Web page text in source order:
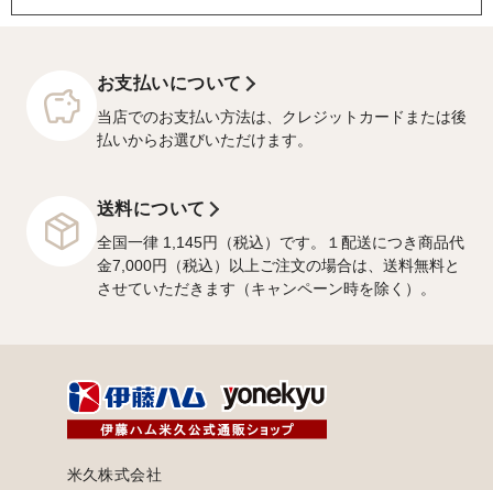
お支払いについて
当店でのお支払い方法は、クレジットカードまたは後
払いからお選びいただけます。
送料について
全国一律 1,145円（税込）です。１配送につき商品代
金7,000円（税込）以上ご注文の場合は、送料無料と
させていただきます（キャンペーン時を除く）。
米久株式会社